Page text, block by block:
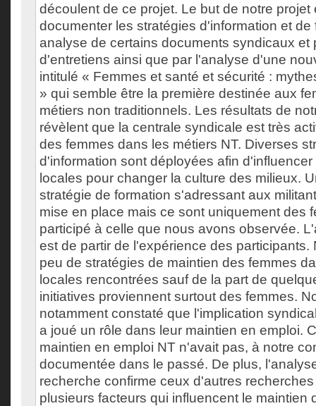
découlent de ce projet. Le but de notre projet
documenter les stratégies d'information et de
analyse de certains documents syndicaux et
d'entretiens ainsi que par l'analyse d'une
intitulé « Femmes et santé et sécurité :
» qui semble être la première destinée aux
métiers non traditionnels. Les résultats de
révèlent que la centrale syndicale est très
des femmes dans les métiers NT. Diverses
d'information sont déployées afin
locales pour changer la culture des milieux.
stratégie de formation s'adressant aux
mise en place mais ce sont uniquement des
participé à celle que nous avons observée.
est de partir de l'expérience des participants.
peu de stratégies de maintien des femmes
locales rencontrées sauf de la part de
initiatives proviennent surtout des femmes.
notamment constaté que l'implication
a joué un rôle dans leur maintien en emploi.
maintien en emploi NT n'avait pas, à notre
documentée dans le passé. De plus,
recherche confirme ceux d'autres
plusieurs facteurs qui influencent le maintien